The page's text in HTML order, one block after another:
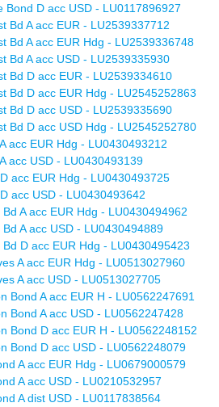
Bond D acc USD - LU0117896927
Bd A acc EUR - LU2539337712
Bd A acc EUR Hdg - LU2539336748
Bd A acc USD - LU2539335930
Bd D acc EUR - LU2539334610
Bd D acc EUR Hdg - LU2545252863
Bd D acc USD - LU2539335690
Bd D acc USD Hdg - LU2545252780
acc EUR Hdg - LU0430493212
acc USD - LU0430493139
acc EUR Hdg - LU0430493725
acc USD - LU0430493642
A acc EUR Hdg - LU0430494962
A acc USD - LU0430494889
D acc EUR Hdg - LU0430495423
A acc EUR Hdg - LU0513027960
A acc USD - LU0513027705
Bond A acc EUR H - LU0562247691
Bond A acc USD - LU0562247428
Bond D acc EUR H - LU0562248152
Bond D acc USD - LU0562248079
A acc EUR Hdg - LU0679000579
A acc USD - LU0210532957
A dist USD - LU0117838564